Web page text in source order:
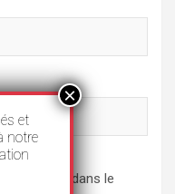
mon site dans le
et
notre